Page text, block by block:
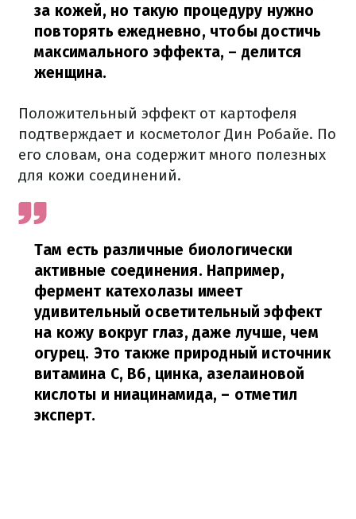
за кожей, но такую процедуру нужно
повторять ежедневно, чтобы достичь
максимального эффекта, – делится
женщина.
Положительный эффект от картофеля
подтверждает и косметолог Дин Робайе. По
его словам, она содержит много полезных
для кожи соединений.
Там есть различные биологически
активные соединения. Например,
фермент катехолазы имеет
удивительный осветительный эффект
на кожу вокруг глаз, даже лучше, чем
огурец. Это также природный источник
витамина С, В6, цинка, азелаиновой
кислоты и ниацинамида, – отметил
эксперт.